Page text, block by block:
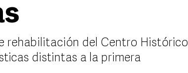
rehabilitación del Centro Histórico
distintas a la primera